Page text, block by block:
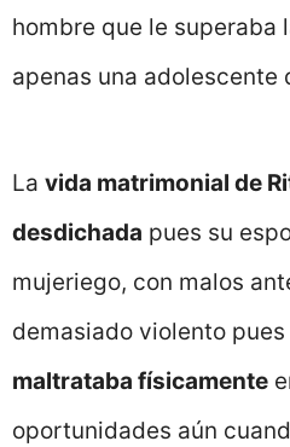
hombre que le superaba
apenas una adolescente
La vida matrimonial de
desdichada pues su
mujeriego, con malos
demasiado violento pues
maltrataba físicamente
oportunidades aún